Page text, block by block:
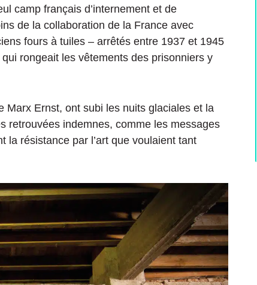
camp français d’internement et de
de la collaboration de la France avec
fours à tuiles – arrêtés entre 1937 et 1945
rongeait les vêtements des prisonniers y
Marx Ernst, ont subi les nuits glaciales et la
retrouvées indemnes, comme les messages
la résistance par l’art que voulaient tant